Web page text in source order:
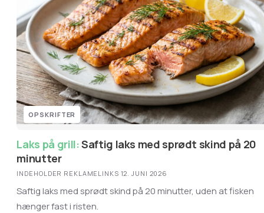
OPSKRIFTER
Laks på grill:Saftig laks med sprødt skind på 20
minutter
INDEHOLDER REKLAMELINKS·12. JUNI 2026
Saftig laks med sprødt skind på 20 minutter, uden at fisken
hænger fast i risten.